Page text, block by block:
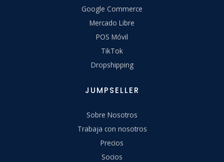
Google Commerce
Mercado Libre
POS Móvil
TikTok
Dropshipping
JUMPSELLER
Sobre Nosotros
Trabaja con nosotros
Precios
Socios